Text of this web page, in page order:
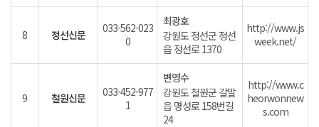
8 정선신문
033-562-023
0
최광호
강원도 정선군 정선
읍 정선로 1370
http://www.js
week.net/
9 철원신문
033-452-977
1
변영수
강원도 철원군 갈말
읍 명성로 158번길
24
http://www.c
heorwonnew
s.com